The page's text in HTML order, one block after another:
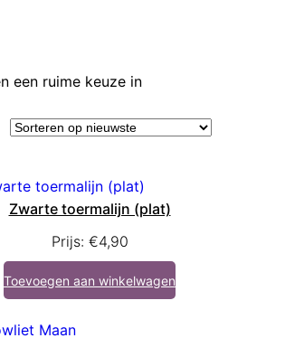
een ruime keuze in
Zwarte toermalijn (plat)
Prijs: €4,90
Toevoegen aan winkelwagen